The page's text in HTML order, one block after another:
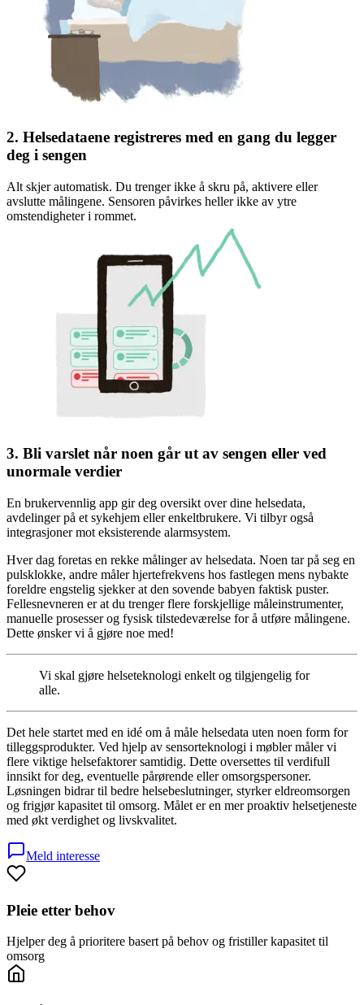
2. Helsedataene registreres med en gang du legger
deg i sengen
Alt skjer automatisk. Du trenger ikke å skru på, aktivere eller
avslutte målingene. Sensoren påvirkes heller ikke av ytre
omstendigheter i rommet.
3. Bli varslet når noen går ut av sengen eller ved
unormale verdier
En brukervennlig app gir deg oversikt over dine helsedata,
avdelinger på et sykehjem eller enkeltbrukere. Vi tilbyr også
integrasjoner mot eksisterende alarmsystem.
Hver dag foretas en rekke målinger av helsedata. Noen tar på seg en
pulsklokke, andre måler hjertefrekvens hos fastlegen mens nybakte
foreldre engstelig sjekker at den sovende babyen faktisk puster.
Fellesnevneren er at du trenger flere forskjellige måleinstrumenter,
manuelle prosesser og fysisk tilstedeværelse for å utføre målingene.
Dette ønsker vi å gjøre noe med!
Vi skal gjøre helseteknologi enkelt og tilgjengelig for
alle.
Det hele startet med en idé om å måle helsedata uten noen form for
tilleggsprodukter. Ved hjelp av sensorteknologi i møbler måler vi
flere viktige helsefaktorer samtidig. Dette oversettes til verdifull
innsikt for deg, eventuelle pårørende eller omsorgspersoner.
Løsningen bidrar til bedre helsebeslutninger, styrker eldreomsorgen
og frigjør kapasitet til omsorg. Målet er en mer proaktiv helsetjeneste
med økt verdighet og livskvalitet.
Meld interesse
Pleie etter behov
Hjelper deg å prioritere basert på behov og fristiller kapasitet til
omsorg